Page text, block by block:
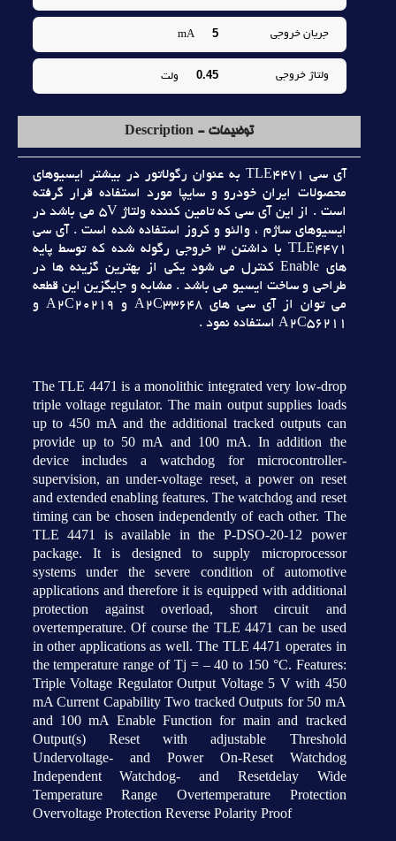
جريان خروجي 5
mA
ولتاژ خروجي 0.45 ولت
توضیحات - Description
آي سي TLE4471 به عنوان رگولاتور در بيشتر ايسيوهاي
محصولات ايران خودرو و سايپا مورد استفاده قرار گرفته
است . از اين آي سي که تامين کننده ولتاژ 5V مي باشد در
ايسيوهاي ساژم ، والئو و کروز استفاده شده است . آي سي
TLE4471 با داشتن 3 خروجي رگوله شده که توسط پايه
هاي Enable کنترل مي شود يکي از بهترين گزينه ها در
طراحي و ساخت ايسيو مي باشد . مشابه و جايگزين اين قطعه
مي توان از آي سي هاي A2C33648 و A2C20219 و
A2C56211 استفاده نمود .
The TLE 4471 is a monolithic integrated very low-drop
triple voltage regulator. The main output supplies loads
up to 450 mA and the additional tracked outputs can
provide up to 50 mA and 100 mA. In addition the
device includes a watchdog for microcontroller-
supervision, an under-voltage reset, a power on reset
and extended enabling features. The watchdog and reset
timing can be chosen independently of each other. The
TLE 4471 is available in the P-DSO-20-12 power
package. It is designed to supply microprocessor
systems under the severe condition of automotive
applications and therefore it is equipped with additional
protection against overload, short circuit and
overtemperature. Of course the TLE 4471 can be used
in other applications as well. The TLE 4471 operates in
the temperature range of Tj = – 40 to 150 °C. Features:
Triple Voltage Regulator Output Voltage 5 V with 450
mA Current Capability Two tracked Outputs for 50 mA
and 100 mA Enable Function for main and tracked
Output(s) Reset with adjustable Threshold
Undervoltage- and Power On-Reset Watchdog
Independent Watchdog- and Resetdelay Wide
Temperature Range Overtemperature Protection
Overvoltage Protection Reverse Polarity Proof